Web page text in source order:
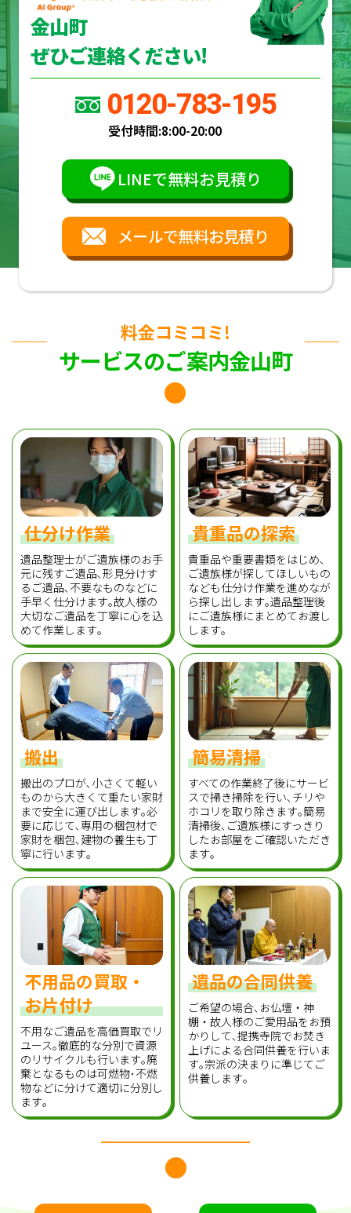
金山町
ぜひご連絡ください!
0120-783-195
受付時間:8:00-20:00
LINEで無料お見積り
メールで無料お見積り
料金コミコミ!
サービスのご案内金山町
仕分け作業
遺品整理士がご遺族様のお手
元に残すご遺品､形見分けす
るご遺品､不要なものなどに
手早く仕分けます｡故人様の
大切なご遺品を丁寧に心を込
めて作業します｡
貴重品の探索
貴重品や重要書類をはじめ､
ご遺族様が探してほしいもの
なども仕分け作業を進めなが
ら探し出します｡遺品整理後
にご遺族様にまとめてお渡し
します｡
搬出
搬出のプロが､小さくて軽い
ものから大きくて重たい家財
まで安全に運び出します｡必
要に応じて､専用の梱包材で
家財を梱包､建物の養生も丁
寧に行います｡
簡易清掃
すべての作業終了後にサービ
スで掃き掃除を行い､チリや
ホコリを取り除きます｡簡易
清掃後､ご遺族様にすっきり
したお部屋をご確認いただき
ます｡
不用品の買取・
お片付け
不用なご遺品を高価買取でリ
ユース｡徹底的な分別で資源
のリサイクルも行います｡廃
棄となるものは可燃物･不燃
物などに分けて適切に分別し
ます｡
遺品の合同供養
ご希望の場合､お仏壇・神
棚・故人様のご愛用品をお預
かりして､提携寺院でお焚き
上げによる合同供養を行いま
す｡宗派の決まりに準じてご
供養します｡